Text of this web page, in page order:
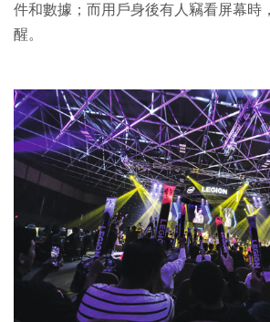
件和數據；而用戶身後有人竊看屏幕時
醒。